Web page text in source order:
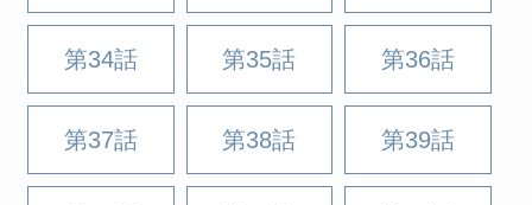
第34話 第35話 第36話
第37話 第38話 第39話